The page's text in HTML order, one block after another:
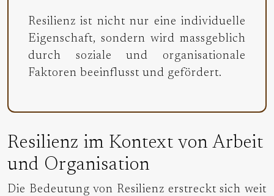
Resilienz ist nicht nur eine individuelle
Eigenschaft, sondern wird massgeblich
durch soziale und organisationale
Faktoren beeinflusst und gefördert.
Resilienz im Kontext von Arbeit
und Organisation
Die Bedeutung von Resilienz erstreckt sich weit